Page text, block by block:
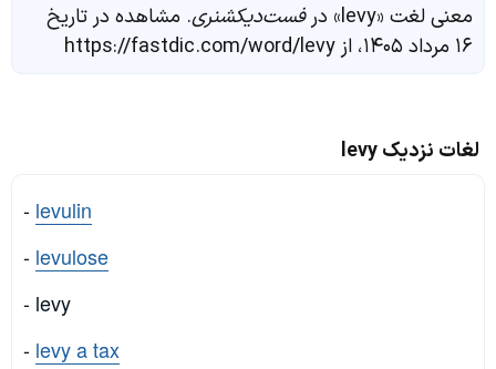
معنی لغت «levy» در فست‌دیکشنری. مشاهده در تاریخ
۱۶ مرداد ۱۴۰۵، از https://fastdic.com/word/levy
لغات نزدیک levy
- levulin
- levulose
- levy
- levy a tax